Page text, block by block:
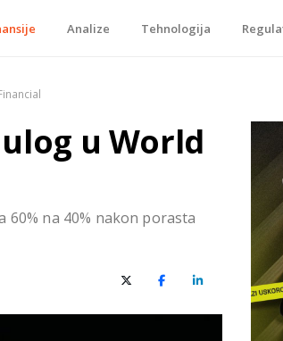
Analize Tehnologija
u World
na 40% nakon porasta
X (Twitter)FacebookLinkedIn